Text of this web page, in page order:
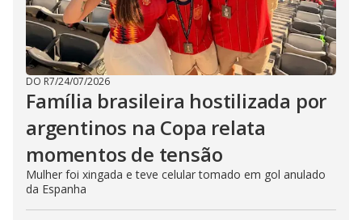
DO R7/24/07/2026
Família brasileira hostilizada por
argentinos na Copa relata
momentos de tensão
Mulher foi xingada e teve celular tomado em gol anulado
da Espanha